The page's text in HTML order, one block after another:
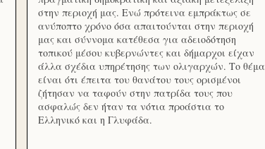
στην περιοχή μας. Ενώ πρότεινα εμπράκτως σε
ανύποπτο χρόνο όσα απαιτούνται στην περιοχή
μας και σύννομα κατέθεσα για αδειοδότηση
τοπικού μέσου κυβερνώντες και δήμαρχοι είχαν
άλλα σχέδια υπηρέτησης των ολιγαρχών. Το θέμα
είναι ότι έπειτα του θανάτου τους ορισμένοι
ζήτησαν να ταφούν στην πατρίδα τους που
ασφαλώς δεν ήταν τα νότια προάστια το
Ελληνικό και η Γλυφάδα.